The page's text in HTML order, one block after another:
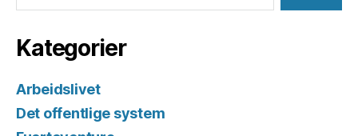
Kategorier
Arbeidslivet
Det offentlige system